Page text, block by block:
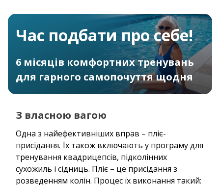
Час подбати про себе!
6 місяців комфортних тренувань
для гарного самопочуття щодня
З власною вагою
Одна з найефективніших вправ – пліє-
присідання. Їх також включають у програму для
тренування квадрицепсів, підколінних
сухожиль і сідниць. Пліє – це присідання з
розведенням колін. Процес їх виконання такий: